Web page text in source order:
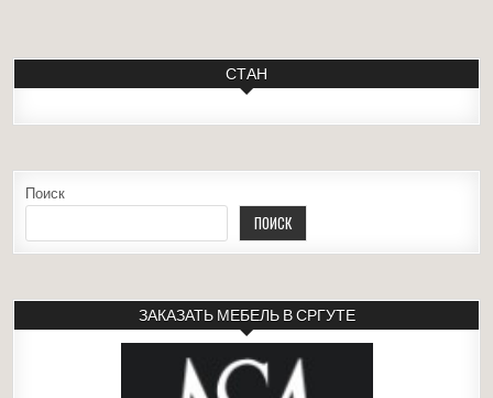
СТАН
Поиск
ПОИСК
ЗАКАЗАТЬ МЕБЕЛЬ В СРГУТЕ